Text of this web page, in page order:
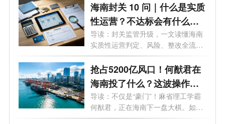
海南封关 10 问｜什么是实质
性运营？不达标会有什么后
果？企业如何落地达标？
导读：封关监管升级，一文读懂海南
实质性运营判定、风险、整改全流
程。很...
抢占5200亿风口！何猷君在
海南投了什么？这波操作你
看懂了吗？
导读：不仅是“豪门”！麻省理工学霸
何猷君，正在海南下一盘大棋。如果
不...